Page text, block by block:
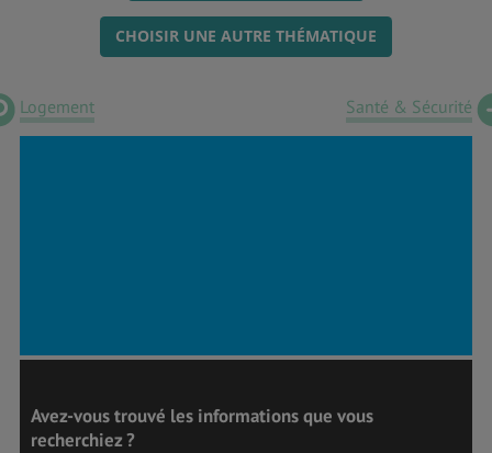
CHOISIR UNE AUTRE THÉMATIQUE
Logement Santé & Sécurité
Avez-vous trouvé les informations que vous
recherchiez ?